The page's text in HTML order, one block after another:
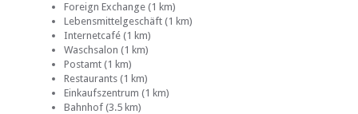
Foreign Exchange (1 km)
Lebensmittelgeschäft (1 km)
Internetcafé (1 km)
Waschsalon (1 km)
Postamt (1 km)
Restaurants (1 km)
Einkaufszentrum (1 km)
Bahnhof (3.5 km)